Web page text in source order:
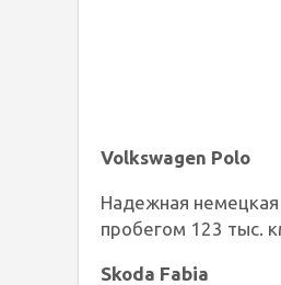
Volkswagen Polo
Надежная
пробегом 123 тыс.
Skoda Fabia